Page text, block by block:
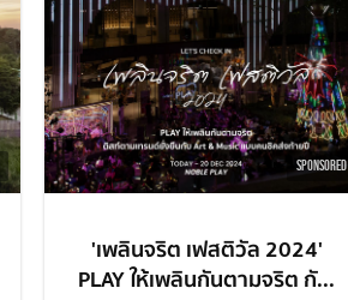
SPONSORED
'เพลินจริต เฟสติวัล 2024'
PLAY ให้เพลินกันตามจริต กั...